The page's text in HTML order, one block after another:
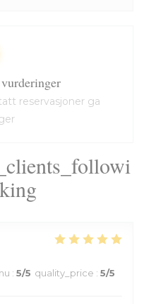
: 5/5 quality_price : 5/5
reservasjoner ga